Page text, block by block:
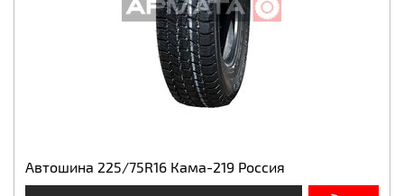
Автошина 225/75R16 Кама-219 Россия